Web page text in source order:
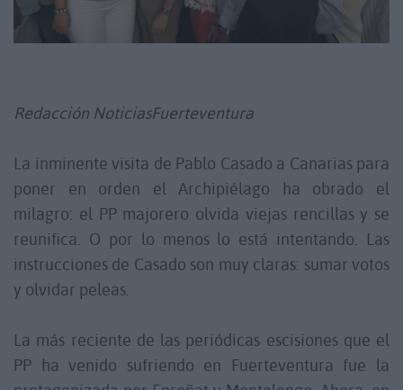
Redacción NoticiasFuerteventura
La inminente visita de Pablo Casado a Canarias para
poner en orden el Archipiélago ha obrado el
milagro: el PP majorero olvida viejas rencillas y se
reunifica. O por lo menos lo está intentando. Las
instrucciones de Casado son muy claras: sumar votos
y olvidar peleas.
La más reciente de las periódicas escisiones que el
PP ha venido sufriendo en Fuerteventura fue la